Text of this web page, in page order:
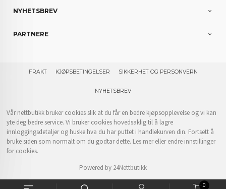
0
NYHETSBREV
PARTNERE
FRAKT KJØPSBETINGELSER SIKKERHET OG PERSONVERN
NYHETSBREV
Vår nettbutikk bruker cookies slik at du får en bedre kjøpsopplevelse og vi kan
yte deg bedre service. Vi bruker cookies hovedsaklig til å lagre
innloggingsdetaljer og huske hva du har puttet i handlekurven din. Fortsett å
bruke siden som normalt om du godtar dette. Les merellerendre innstillinger
for cookies.
Powered by 24Nettbutikk